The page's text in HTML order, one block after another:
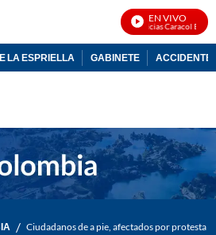
EN VIVO
Noticias Caracol En
LA ESPRIELLA GABINETE ACCIDENTE
/ Ciudadanos de a pie, afectados por protesta